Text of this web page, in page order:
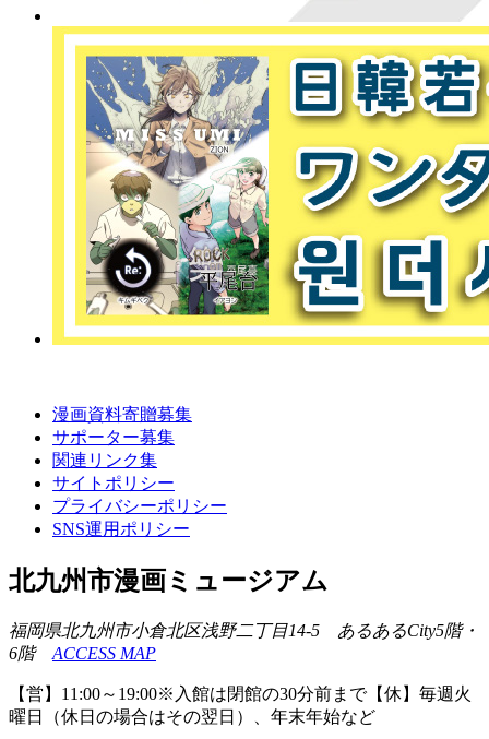
漫画資料寄贈募集
サポーター募集
関連リンク集
サイトポリシー
プライバシーポリシー
SNS運用ポリシー
北九州市漫画ミュージアム
福岡県北九州市小倉北区浅野二丁目14-5 あるあるCity5階・
6階 ACCESS MAP
【営】11:00～19:00※入館は閉館の30分前まで【休】毎週火
曜日（休日の場合はその翌日）、年末年始など